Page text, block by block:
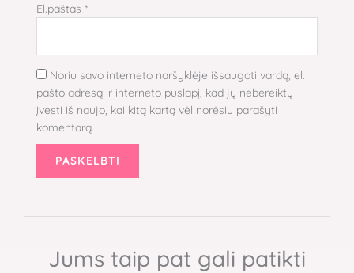
El.paštas *
Noriu savo interneto naršyklėje išsaugoti vardą, el.
pašto adresą ir interneto puslapį, kad jų nebereiktų
įvesti iš naujo, kai kitą kartą vėl norėsiu parašyti
komentarą.
Jums taip pat gali patikti